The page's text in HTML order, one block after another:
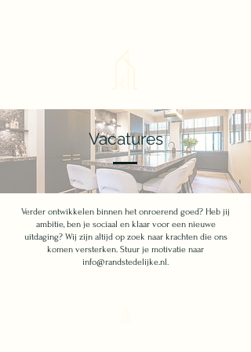
Vacatures
Verder ontwikkelen binnen het onroerend goed? Heb jij
ambitie, ben je sociaal en klaar voor een nieuwe
uitdaging? Wij zijn altijd op zoek naar krachten die ons
komen versterken. Stuur je motivatie naar
info@randstedelijke.nl.